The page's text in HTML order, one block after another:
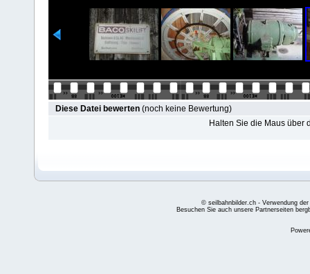
Diese Datei bewerten (noch keine Bewertung)
Halten Sie die Maus über
© seilbahnbilder.ch - Verwendung
Besuchen Sie auch unsere Partnerseiten